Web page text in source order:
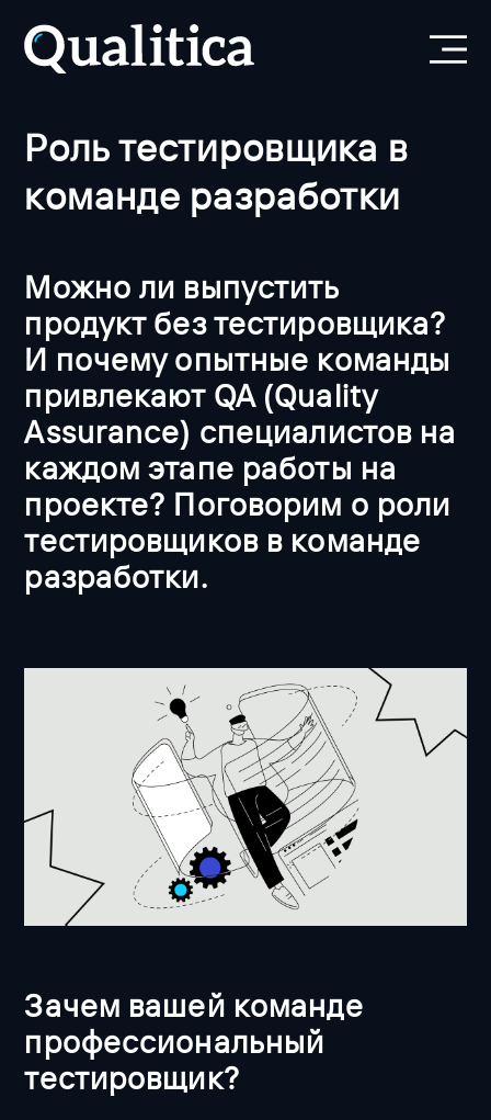
Роль тестировщика в
команде разработки
Можно ли выпустить
продукт без тестировщика?
И почему опытные команды
привлекают QA (Quality
Assurance) специалистов на
каждом этапе работы на
проекте? Поговорим о роли
тестировщиков в команде
разработки.
Зачем вашей команде
профессиональный
тестировщик?